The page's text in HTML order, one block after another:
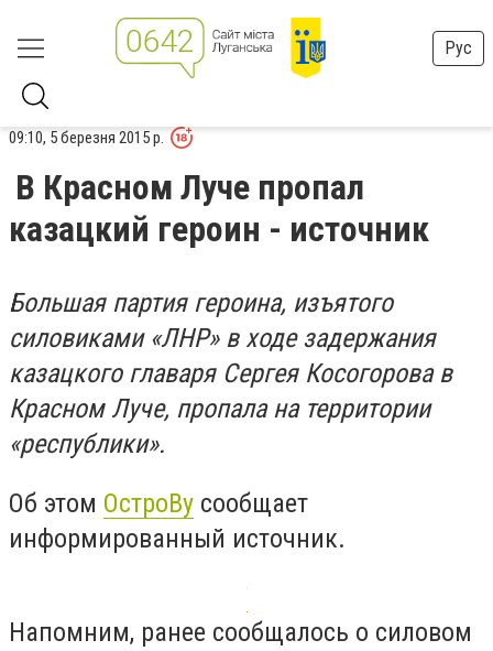
Рус
09:10, 5 березня 2015 р.
В Красном Луче пропал
казацкий героин - источник
Большая партия героина, изъятого
силовиками «ЛНР» в ходе задержания
казацкого главаря Сергея Косогорова в
Красном Луче, пропала на территории
«республики».
Об этом ОстроВу сообщает
информированный источник.
Напомним, ранее сообщалось о силовом